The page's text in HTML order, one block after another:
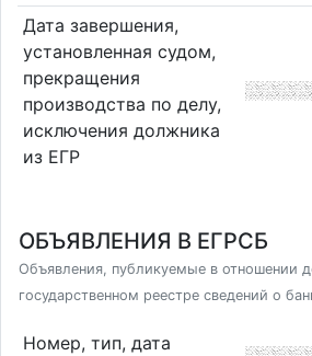
Дата завершения,
установленная судом,
прекращения
производства по делу,
исключения должника
из ЕГР
ОБЪЯВЛЕНИЯ В ЕГРСБ
Объявления, публикуемые в отношении
государственном реестре сведений о
Номер, тип, дата